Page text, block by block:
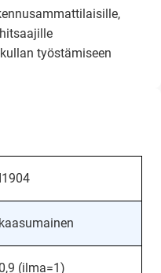
työstämiseen
I1904
kaasumainen
0,9 (ilma=1)